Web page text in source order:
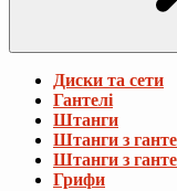
Диски та сети
Гантелі
Штанги
Штанги з
Штанги з
Грифи